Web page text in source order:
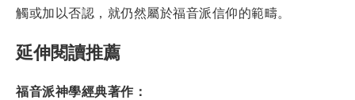
觸或加以否認，就仍然屬於福音派信仰的範疇。
延伸閱讀推薦
福音派神學經典著作：